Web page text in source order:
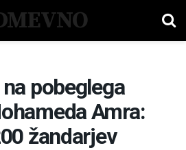
pobeglega
Amra:
žandarjev